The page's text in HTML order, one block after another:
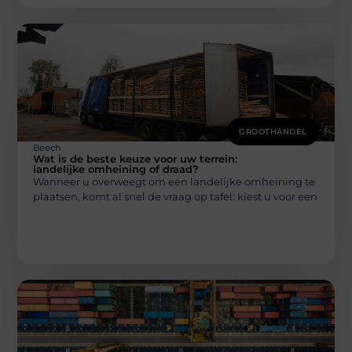
GROOTHANDEL
Beech
Wat is de beste keuze voor uw terrein:
landelijke omheining of draad?
Wanneer u overweegt om een landelijke omheining te
plaatsen, komt al snel de vraag op tafel: kiest u voor een